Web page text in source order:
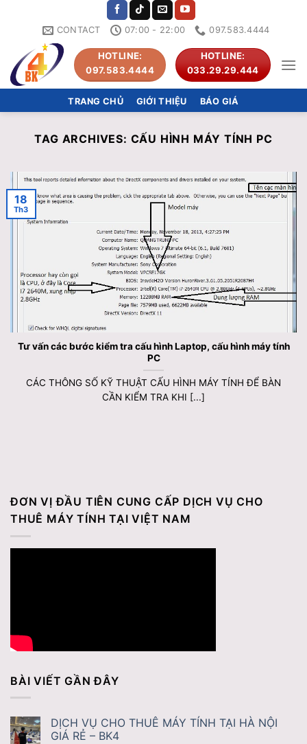
CONTACT 07:00 - 22:00 097.583.4444
HOTLINE:
097.583.4444
HOTLINE:
033.29.29.444
TRANG CHỦ GIỚI THIỆU BÁO GIÁ
TAG ARCHIVES: CẤU HÌNH MÁY TÍNH PC
Tư vấn các bước kiểm tra cấu hình Laptop, cấu hình máy tính
PC
CÁC THÔNG SỐ KỸ THUẬT CẤU HÌNH MÁY TÍNH ĐỂ BÀN
CẦN KIỂM TRA KHI [...]
18
Th3
ĐƠN VỊ ĐẦU TIÊN CUNG CẤP DỊCH VỤ CHO
THUÊ MÁY TÍNH TẠI VIỆT NAM
BÀI VIẾT GẦN ĐÂY
DỊCH VỤ CHO THUÊ MÁY TÍNH TẠI HÀ NỘI
GIÁ RẺ – BK4